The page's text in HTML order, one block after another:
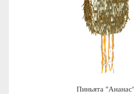
Пиньята